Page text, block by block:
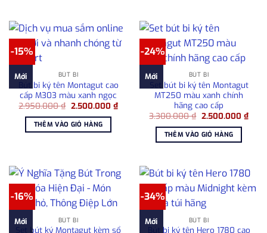
-15%
Mới BÚT BI
Bút bi ký tên Montagut cao
cấp M303 màu xanh ngọc
2.950.000₫ Giá
là:
2.950.000 ₫.
2.500.000 ₫Giá
2.500.000 ₫.
THÊM VÀO GIỎ HÀNG
-24%
Mới BÚT BI
Set bút bi ký tên Montagut
MT250 màu xanh chính
hãng cao cấp
3.300.000₫ Giá
là:
3.300.000 ₫.
2.500.000 ₫Giá
THÊM VÀO GIỎ HÀNG
-16%
Mới BÚT BI
Set bút ký Montagut kèm sổ
-34%
Mới BÚT BI
Bút bi ký tên Hero 1780 cao